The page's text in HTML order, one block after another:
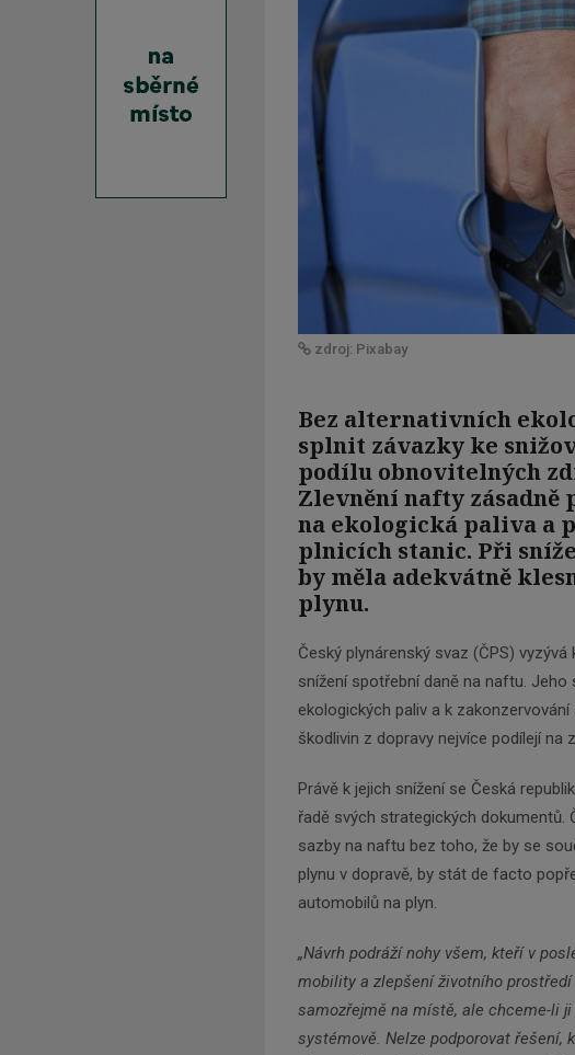
zdroj: Pixabay
Bez alternativních
splnit závazky ke
podílu obnovitelných
Zlevnění nafty
na ekologická paliva a
plnicích stanic. Při
by měla adekvátně
plynu.
Český plynárenský svaz (ČPS)
snížení spotřební daně na naftu. Jeho
ekologických paliv a k
škodlivin z dopravy nejvíce podílejí na
Právě k jejich snížení se Česká
řadě svých strategických dokumentů.
sazby na naftu bez toho, že by se
plynu v dopravě, by stát de facto
automobilů na plyn.
„Návrh podráží nohy všem, kteří v
mobility a zlepšení životního prostředí
samozřejmě na místě, ale chceme-li
systémově. Nelze podporovat